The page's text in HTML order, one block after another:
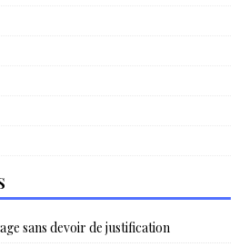
sans devoir de justification